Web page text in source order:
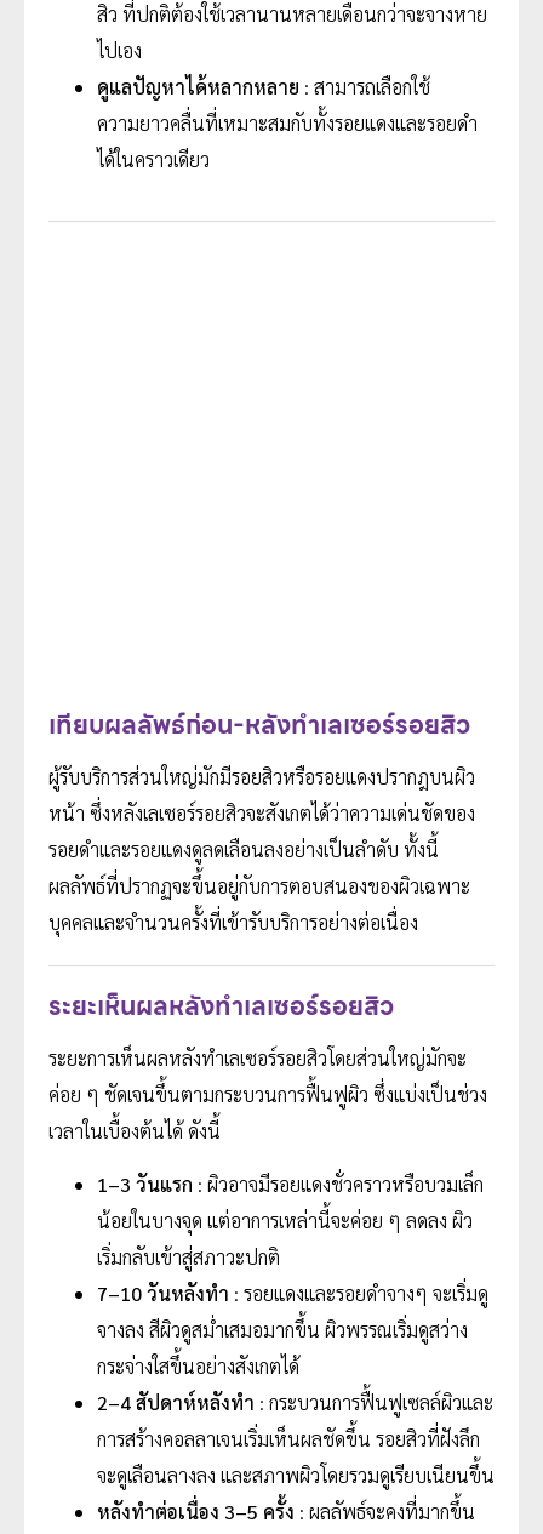
สิว ที่ปกติต้องใช้เวลานานหลายเดือนกว่าจะจางหาย
ไปเอง
ดูแลปัญหาได้หลากหลาย : สามารถเลือกใช้
ความยาวคลื่นที่เหมาะสมกับทั้งรอยแดงและรอยดำ
ได้ในคราวเดียว
เทียบผลลัพธ์ก่อน-หลังทำเลเซอร์รอยสิว
ผู้รับบริการส่วนใหญ่มักมีรอยสิวหรือรอยแดงปรากฎบนผิว
หน้า ซึ่งหลังเลเซอร์รอยสิวจะสังเกตได้ว่าความเด่นชัดของ
รอยดำและรอยแดงดูลดเลือนลงอย่างเป็นลำดับ ทั้งนี้
ผลลัพธ์ที่ปรากฏจะขึ้นอยู่กับการตอบสนองของผิวเฉพาะ
บุคคลและจำนวนครั้งที่เข้ารับบริการอย่างต่อเนื่อง
ระยะเห็นผลหลังทำเลเซอร์รอยสิว
ระยะการเห็นผลหลังทำเลเซอร์รอยสิวโดยส่วนใหญ่มักจะ
ค่อย ๆ ชัดเจนขึ้นตามกระบวนการฟื้นฟูผิว ซึ่งแบ่งเป็นช่วง
เวลาในเบื้องต้นได้ ดังนี้
1–3 วันแรก : ผิวอาจมีรอยแดงชั่วคราวหรือบวมเล็ก
น้อยในบางจุด แต่อาการเหล่านี้จะค่อย ๆ ลดลง ผิว
เริ่มกลับเข้าสู่สภาวะปกติ
7–10 วันหลังทำ : รอยแดงและรอยดำจางๆ จะเริ่มดู
จางลง สีผิวดูสม่ำเสมอมากขึ้น ผิวพรรณเริ่มดูสว่าง
กระจ่างใสขึ้นอย่างสังเกตได้
2–4 สัปดาห์หลังทำ : กระบวนการฟื้นฟูเซลล์ผิวและ
การสร้างคอลลาเจนเริ่มเห็นผลชัดขึ้น รอยสิวที่ฝังลึก
จะดูเลือนลางลง และสภาพผิวโดยรวมดูเรียบเนียนขึ้น
หลังทำต่อเนื่อง 3–5 ครั้ง : ผลลัพธ์จะคงที่มากขึ้น